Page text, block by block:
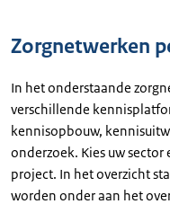
Zorgnetwerken
In het onderstaande
verschillende
kennisopbouw,
onderzoek. Kies uw
project. In het overzicht
worden onder aan het